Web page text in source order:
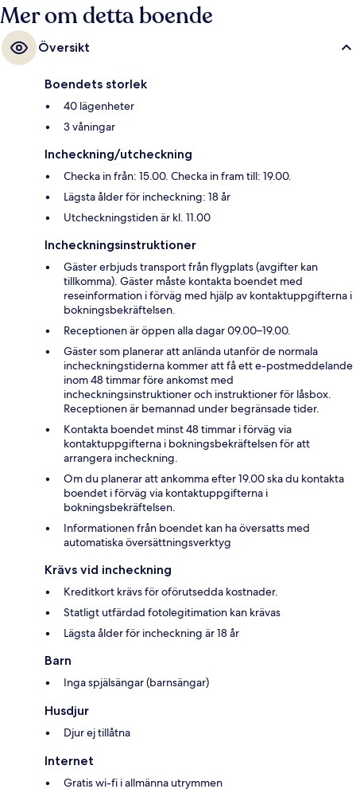
Mer om detta boende
Översikt
Boendets storlek
40 lägenheter
3 våningar
Incheckning/utcheckning
Checka in från: 15.00. Checka in fram till: 19.00.
Lägsta ålder för incheckning: 18 år
Utcheckningstiden är kl. 11.00
Incheckningsinstruktioner
Gäster erbjuds transport från flygplats (avgifter kan
tillkomma). Gäster måste kontakta boendet med
reseinformation i förväg med hjälp av kontaktuppgifterna i
bokningsbekräftelsen.
Receptionen är öppen alla dagar 09.00–19.00.
Gäster som planerar att anlända utanför de normala
incheckningstiderna kommer att få ett e-postmeddelande
inom 48 timmar före ankomst med
incheckningsinstruktioner och instruktioner för låsbox.
Receptionen är bemannad under begränsade tider.
Kontakta boendet minst 48 timmar i förväg via
kontaktuppgifterna i bokningsbekräftelsen för att
arrangera incheckning.
Om du planerar att ankomma efter 19.00 ska du kontakta
boendet i förväg via kontaktuppgifterna i
bokningsbekräftelsen.
Informationen från boendet kan ha översatts med
automatiska översättningsverktyg
Krävs vid incheckning
Kreditkort krävs för oförutsedda kostnader.
Statligt utfärdad fotolegitimation kan krävas
Lägsta ålder för incheckning är 18 år
Barn
Inga spjälsängar (barnsängar)
Husdjur
Djur ej tillåtna
Internet
Gratis wi-fi i allmänna utrymmen